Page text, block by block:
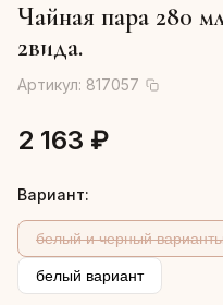
Чайная пара 280
2вида.
Артикул: 817057
2 163 ₽
Вариант:
белый и черный
белый вариант